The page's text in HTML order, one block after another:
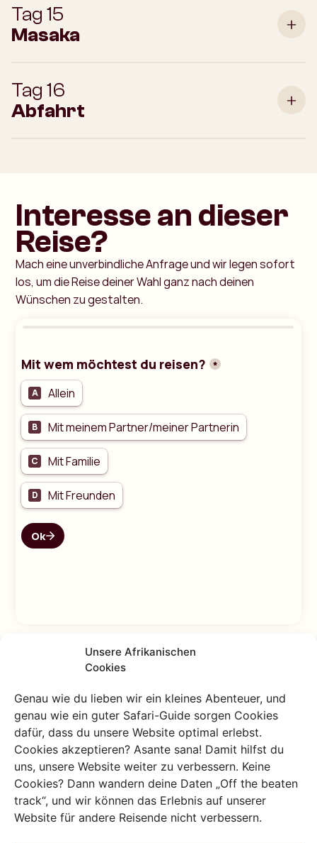
Unsere Afrikanischen
Cookies
Genau wie du lieben wir ein kleines Abenteuer, und
genau wie ein guter Safari-Guide sorgen Cookies
dafür, dass du unsere Website optimal erlebst.
Cookies akzeptieren? Asante sana! Damit hilfst du
uns, unsere Website weiter zu verbessern. Keine
Cookies? Dann wandern deine Daten „Off the beaten
track“, und wir können das Erlebnis auf unserer
Website für andere Reisende nicht verbessern.
Tag 15
Masaka
Tag 16
Abfahrt
Interesse an dieser
Reise?
Mach eine unverbindliche Anfrage und wir legen sofort
los, um die Reise deiner Wahl ganz nach deinen
Wünschen zu gestalten.
10.000+ zufriedene
Weltenbummler haben
bereits Ihre Traumreise
gebucht